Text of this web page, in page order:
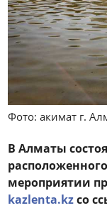
Фото: акимат г.
В Алматы
мероприятии
kazlenta.kzсо